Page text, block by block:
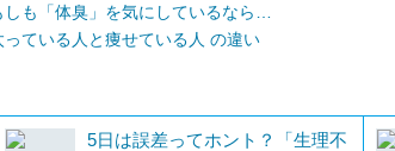
しも「体臭」を気にしているなら…
っている人と痩せている人 の違い
5日は誤差ってホント？「生理不